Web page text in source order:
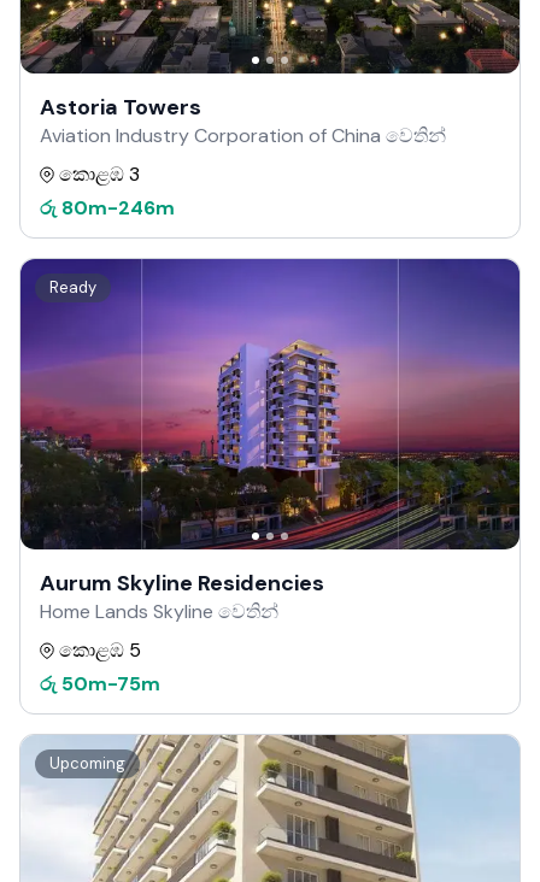
Astoria Towers
Aviation Industry Corporation of China වෙතින්
කොළඹ 3
රු 80m-246m
Ready
Aurum Skyline Residencies
Home Lands Skyline වෙතින්
කොළඹ 5
රු 50m-75m
Upcoming